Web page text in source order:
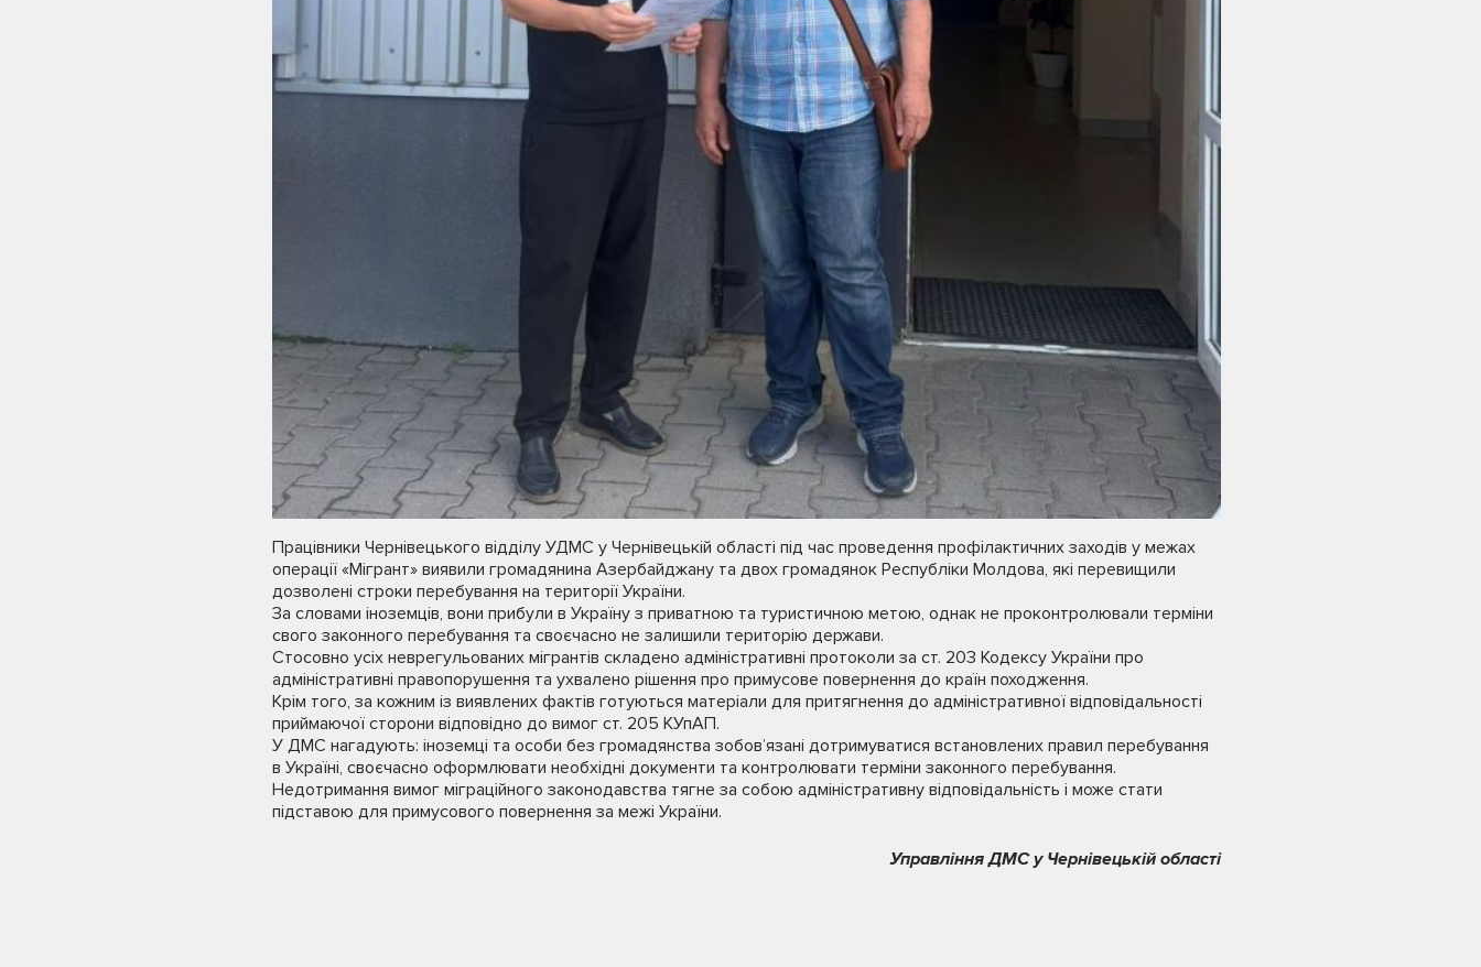
Працівники Чернівецького відділу УДМС у Чернівецькій області під час проведення профілактичних заходів у межах
операції «Мігрант» виявили громадянина Азербайджану та двох громадянок Республіки Молдова, які перевищили
дозволені строки перебування на території України.
За словами іноземців, вони прибули в Україну з приватною та туристичною метою, однак не проконтролювали терміни
свого законного перебування та своєчасно не залишили територію держави.
Стосовно усіх неврегульованих мігрантів складено адміністративні протоколи за ст. 203 Кодексу України про
адміністративні правопорушення та ухвалено рішення про примусове повернення до країн походження.
Крім того, за кожним із виявлених фактів готуються матеріали для притягнення до адміністративної відповідальності
приймаючої сторони відповідно до вимог ст. 205 КУпАП.
У ДМС нагадують: іноземці та особи без громадянства зобов’язані дотримуватися встановлених правил перебування
в Україні, своєчасно оформлювати необхідні документи та контролювати терміни законного перебування.
Недотримання вимог міграційного законодавства тягне за собою адміністративну відповідальність і може стати
підставою для примусового повернення за межі України.
Управління ДМС у Чернівецькій області